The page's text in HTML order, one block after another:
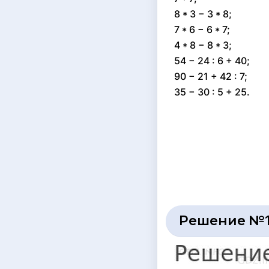
8 * 3 − 3 * 8;
7 * 6 − 6 * 7;
4 * 8 − 8 * 3;
54 − 24 : 6 + 40;
90 − 21 + 42 : 7;
35 − 30 : 5 + 25.
Решение